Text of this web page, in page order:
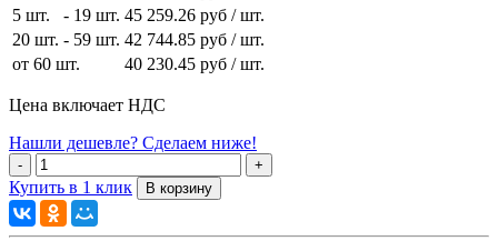
5 шт.
- 19 шт. 45 259.26 руб / шт.
20 шт. - 59 шт. 42 744.85 руб / шт.
от 60 шт.
40 230.45 руб / шт.
Цена включает НДС
Нашли дешевле? Сделаем ниже!
Купить в 1 клик